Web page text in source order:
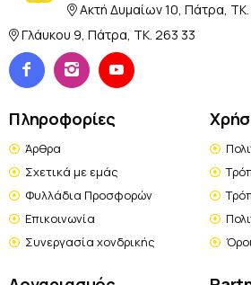
Ακτή Δυμαίων 10, Πάτρα,
Γλάυκου 9, Πάτρα, TK. 263 33
Πληροφορίες
Άρθρα
Σχετικά με εμάς
Φυλλάδια Προσφορών
Επικοινωνία
Συνεργασία χονδρικής